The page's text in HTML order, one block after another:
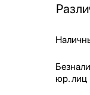
юр. лиц